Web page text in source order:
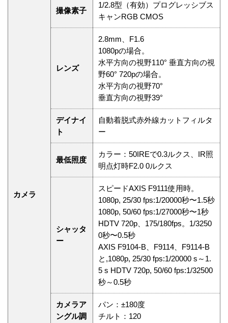
カメラ
撮像素子
1/2.8型（有効）プログレッシブス
キャンRGB CMOS
レンズ
2.8mm、F1.6
1080pの場合。
水平方向の視野110° 垂直方向の視
野60° 720pの場合。
水平方向の視野70°
垂直方向の視野39°
デイナイ
ト
自動着脱式赤外線カットフィルタ
ー
最低照度
カラー：50IREで0.3ルクス、IR照
明点灯時F2.0 0ルクス
シャッタ
ー
スピードAXIS F9111使用時。
1080p, 25/30 fps:1/20000秒〜1.5秒
1080p, 50/60 fps:1/27000秒〜1秒
HDTV 720p、175/180fps。1/3250
0秒〜0.5秒
AXIS F9104-B、F9114、F9114-B
と,1080p, 25/30 fps:1/20000 s～1.
5 s HDTV 720p, 50/60 fps:1/32500
秒～0.5秒
カメラア
ングル調
パン：±180度
チルト：120